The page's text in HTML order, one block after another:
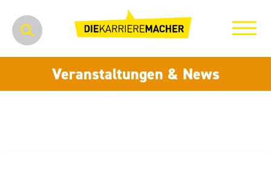
Veranstaltungen & News